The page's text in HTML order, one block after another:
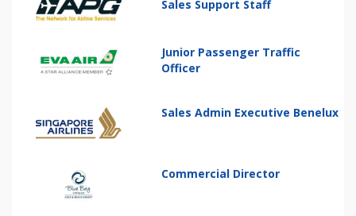
Sales Support Staff
Junior Passenger Traffic
Officer
Sales Admin Executive Benelux
Commercial Director